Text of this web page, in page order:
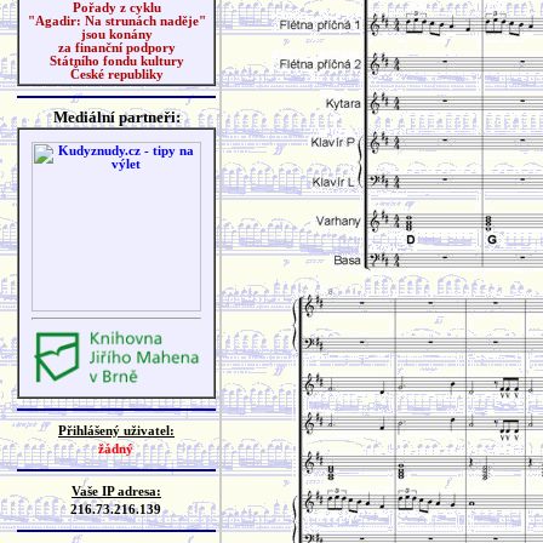
Pořady z cyklu
"Agadir: Na strunách naděje"
jsou konány
za finanční podpory
Státního fondu kultury
České republiky
Mediální partneři:
Přihlášený uživatel:
žádný
Vaše IP adresa:
216.73.216.139